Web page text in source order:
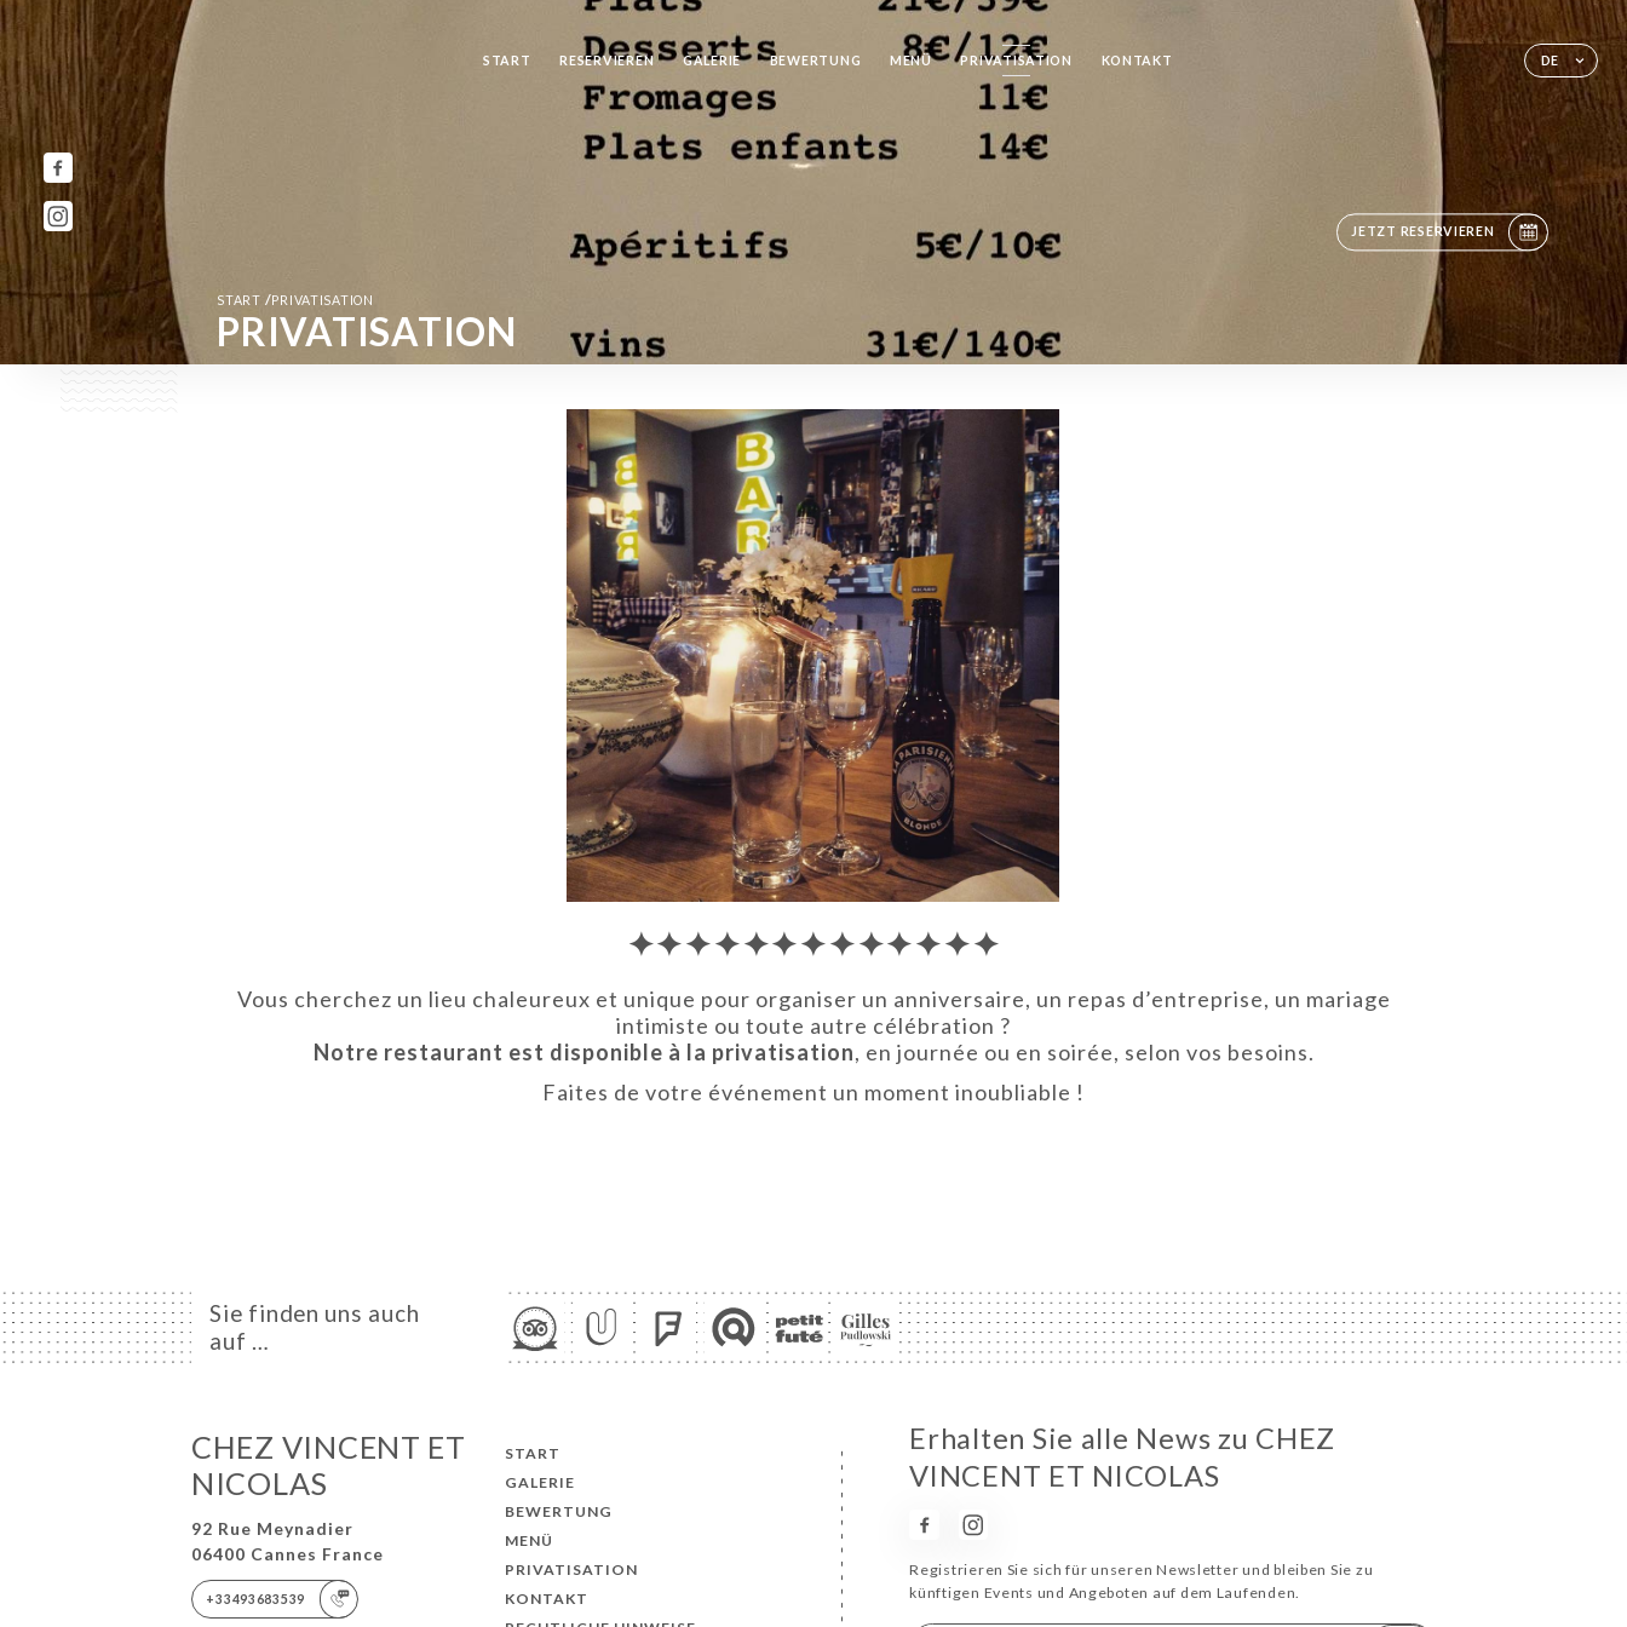
DE
START RESERVIEREN GALERIE BEWERTUNG MENÜ PRIVATISATION KONTAKT
JETZT RESERVIEREN
START /PRIVATISATION
PRIVATISATION
✦✦✦✦✦✦✦✦✦✦✦✦✦
Vous cherchez un lieu chaleureux et unique pour organiser un anniversaire, un repas d’entreprise, un mariage
intimiste ou toute autre célébration ?
Notre restaurant est disponible à la privatisation, en journée ou en soirée, selon vos besoins.
Faites de votre événement un moment inoubliable !
Sie finden uns auch
auf …
CHEZ VINCENT ET
NICOLAS
92 Rue Meynadier
06400 Cannes France
+33493683539
START
GALERIE
BEWERTUNG
MENÜ
PRIVATISATION
KONTAKT
Erhalten Sie alle News zu CHEZ
VINCENT ET NICOLAS
Registrieren Sie sich für unseren Newsletter und bleiben Sie zu
künftigen Events und Angeboten auf dem Laufenden.